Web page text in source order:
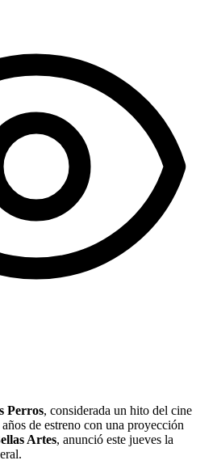
Perros, considerada un hito del cine
de estreno con una proyección
Artes, anunció este jueves la